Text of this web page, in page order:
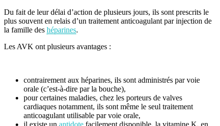
Du fait de leur délai d’action de plusieurs jours, ils sont prescrits le
plus souvent en relais d’un traitement anticoagulant par injection de
la famille des héparines.
Les AVK ont plusieurs avantages :
contrairement aux héparines, ils sont administrés par voie
orale (c’est-à-dire par la bouche),
pour certaines maladies, chez les porteurs de valves
cardiaques notamment, ils sont même le seul traitement
anticoagulant utilisable par voie orale,
il existe un antidote facilement disponible, la vitamine K, en